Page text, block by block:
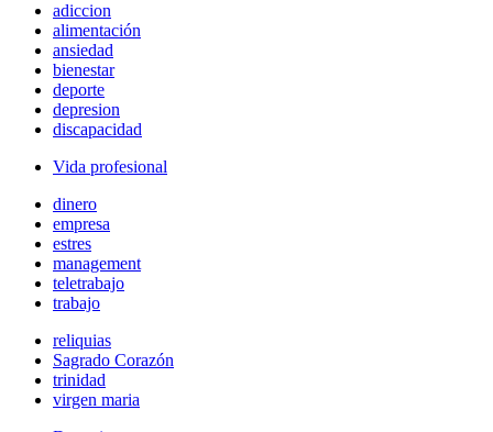
adiccion
alimentación
ansiedad
bienestar
deporte
depresion
discapacidad
Vida profesional
dinero
empresa
estres
management
teletrabajo
trabajo
reliquias
Sagrado Corazón
trinidad
virgen maria